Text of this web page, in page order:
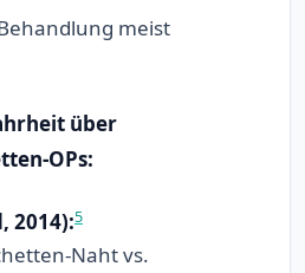
meist
über
OPs:
2014):5
Naht vs.